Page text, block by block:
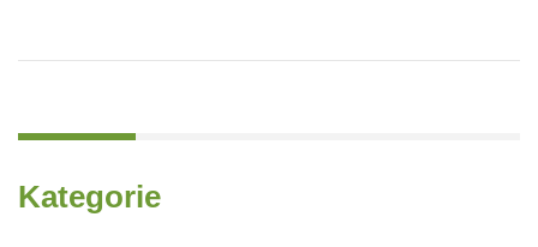
Kategorie